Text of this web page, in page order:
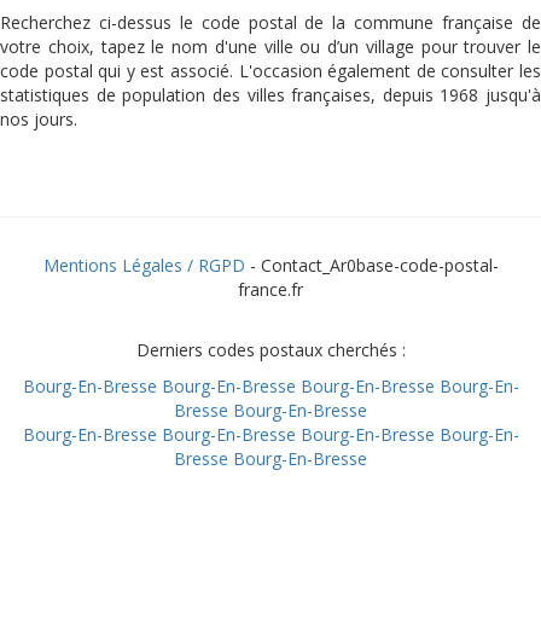
Recherchez ci-dessus le code postal de la commune française de
votre choix, tapez le nom d'une ville ou d’un village pour trouver le
code postal qui y est associé. L'occasion également de consulter les
statistiques de population des villes françaises, depuis 1968 jusqu'à
nos jours.
Mentions Légales / RGPD - Contact_Ar0base-code-postal-
france.fr
Derniers codes postaux cherchés :
Bourg-En-Bresse Bourg-En-Bresse Bourg-En-Bresse Bourg-En-
Bresse Bourg-En-Bresse
Bourg-En-Bresse Bourg-En-Bresse Bourg-En-Bresse Bourg-En-
Bresse Bourg-En-Bresse